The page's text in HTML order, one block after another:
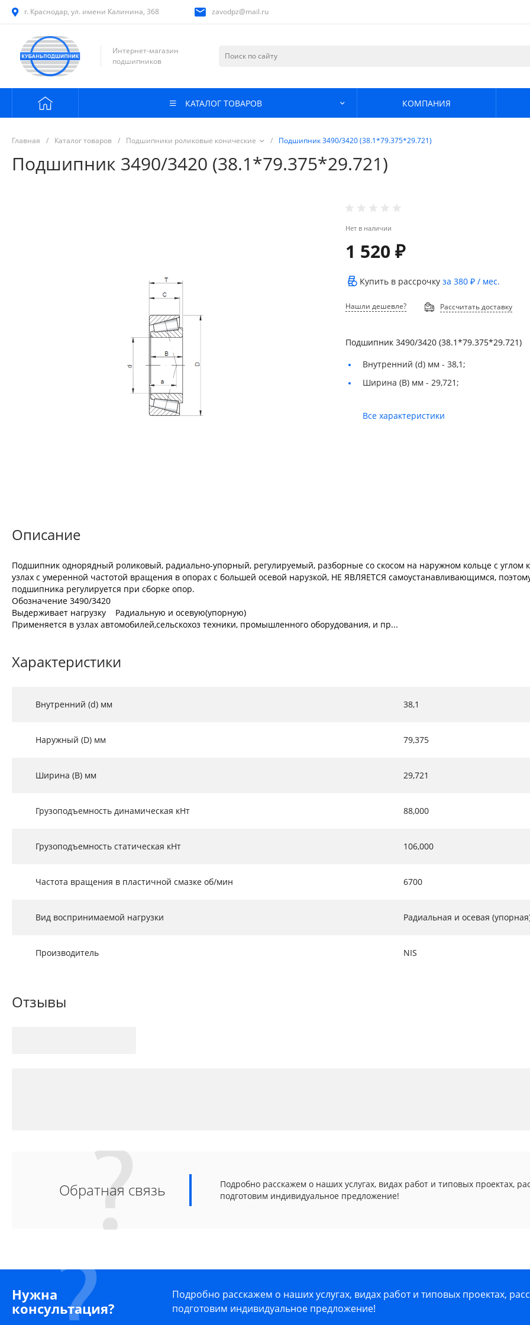
г. Краснодар, ул. имени Калинина, 368 zavodpz@mail.ru
Интернет-магазин
подшипников
КАТАЛОГ ТОВАРОВ КОМПАНИЯ
Главная / Каталог товаров / Подшипники роликовые конические / Подшипник 3490/3420 (38.1*79.375*29.721)
Подшипник 3490/3420 (38.1*79.375*29.721)
Нет в наличии
1 520 ₽
Купить в рассрочкуза380 ₽ / мес.
Нашли дешевле? Рассчитать доставку
Подшипник 3490/3420 (38.1*79.375*29.721)
Внутренний (d) мм -38,1;
Ширина (B) мм - 29,721;
Все характеристики
Описание
Подшипник однорядный роликовый, радиально-упорный, регулируемый, разборные со скосом на наружном кольце с углом
узлах с умеренной частотой вращения в опорах с большей осевой нарузкой, НЕ ЯВЛЯЕТСЯ самоустанавливающимся,
подшипника регулируется при сборке опор.
Обозначение 3490/3420
Выдерживает нагрузку Радиальную и осевую(упорную)
Применяется в узлах автомобилей,сельскохоз техники, промышленного оборудования, и пр...
Характеристики
Внутренний (d) мм 38,1
Наружный (D) мм 79,375
Ширина (B) мм 29,721
Грузоподъемность динамическая кНт 88,000
Грузоподъемность статическая кНт 106,000
Частота вращения в пластичной смазке об/мин 6700
Вид воспринимаемой нагрузки Радиальная и осевая
Производитель NIS
Отзывы
Обратная связь
Подробно расскажем о наших услугах, видах работ и типовых проектах,
подготовим индивидуальное предложение!
Нужна
консультация?
Подробно расскажем о наших услугах, видах работ и типовых проектах,
подготовим индивидуальное предложение!